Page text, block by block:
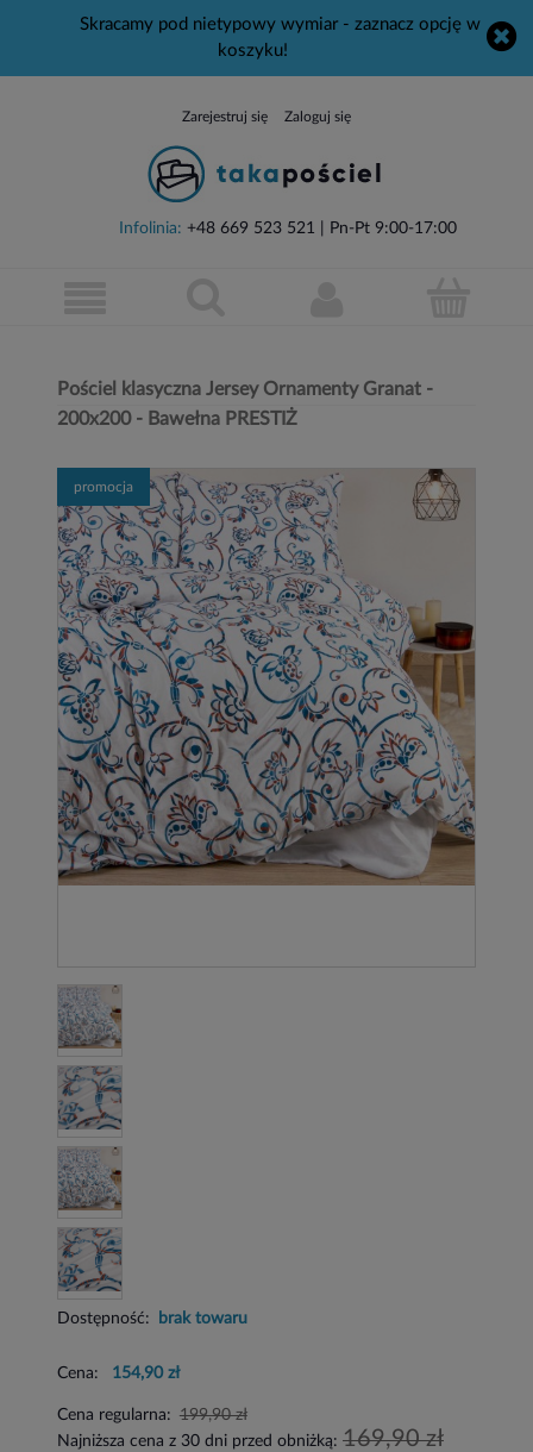
Skracamy pod nietypowy wymiar - zaznacz opcję w
koszyku!
Zarejestruj się Zaloguj się
Infolinia: +48 669 523 521 | Pn-Pt 9:00-17:00
Pościel klasyczna Jersey Ornamenty Granat -
200x200 - Bawełna PRESTIŻ
promocja
Dostępność: brak towaru
Cena: 154,90 zł
Cena regularna: 199,90 zł
Najniższa cena z 30 dni przed obniżką: 169,90 zł